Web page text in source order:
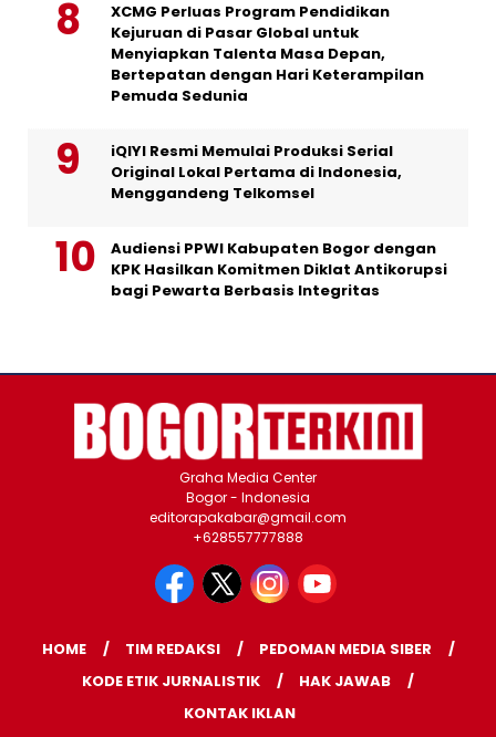
XCMG Perluas Program Pendidikan
Kejuruan di Pasar Global untuk
Menyiapkan Talenta Masa Depan,
Bertepatan dengan Hari Keterampilan
Pemuda Sedunia
iQIYI Resmi Memulai Produksi Serial
Original Lokal Pertama di Indonesia,
Menggandeng Telkomsel
Audiensi PPWI Kabupaten Bogor dengan
KPK Hasilkan Komitmen Diklat Antikorupsi
bagi Pewarta Berbasis Integritas
Graha Media Center
Bogor - Indonesia
editorapakabar@gmail.com
+628557777888
HOME TIM REDAKSI
PEDOMAN MEDIA SIBER
KODE ETIK JURNALISTIK
HAK JAWAB
KONTAK IKLAN